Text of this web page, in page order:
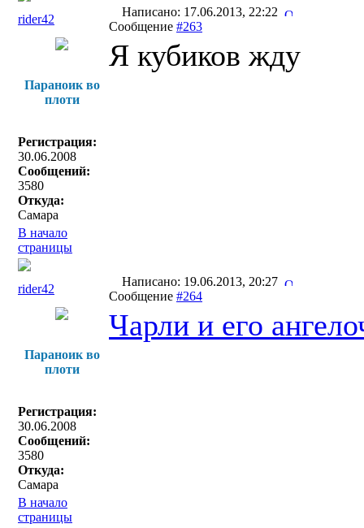
rider42
Написано: 17.06.2013, 22:22
Сообщение #263
Параноик во
плоти
Регистрация:
30.06.2008
Сообщений:
3580
Откуда:
Самара
Я кубиков жду
В начало
страницы
rider42
Написано: 19.06.2013, 20:27
Сообщение #264
Параноик во
плоти
Регистрация:
30.06.2008
Сообщений:
3580
Откуда:
Самара
Чарли и его
В начало
страницы